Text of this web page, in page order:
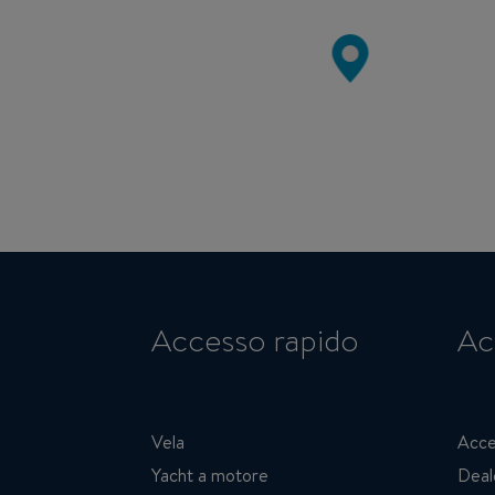
Accesso rapido
Vela
Yacht a motore